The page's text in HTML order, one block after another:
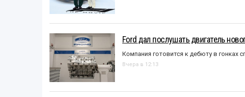
Ford дал послушать двигатель
Компания готовится к дебюту в гонках
Вчера в 12:13